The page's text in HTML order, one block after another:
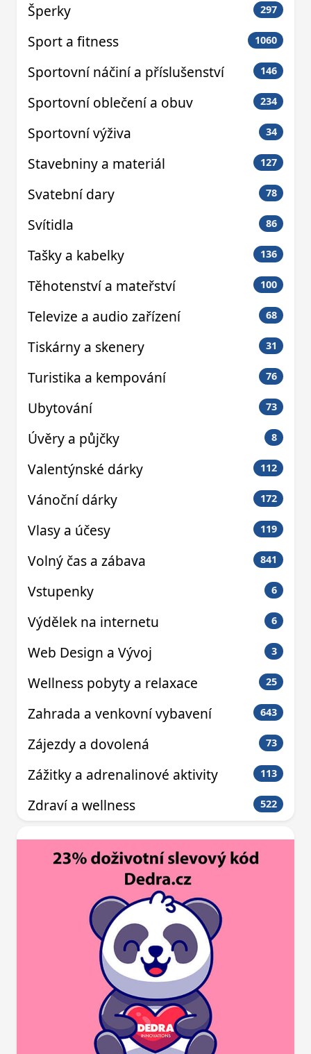
Šperky 297
Sport a fitness 1060
Sportovní náčiní a příslušenství 146
Sportovní oblečení a obuv 234
Sportovní výživa 34
Stavebniny a materiál 127
Svatební dary 78
Svítidla 86
Tašky a kabelky 136
Těhotenství a mateřství 100
Televize a audio zařízení 68
Tiskárny a skenery 31
Turistika a kempování 76
Ubytování 73
Úvěry a půjčky 8
Valentýnské dárky 112
Vánoční dárky 172
Vlasy a účesy 119
Volný čas a zábava 841
Vstupenky 6
Výdělek na internetu 6
Web Design a Vývoj 3
Wellness pobyty a relaxace 25
Zahrada a venkovní vybavení 643
Zájezdy a dovolená 73
Zážitky a adrenalinové aktivity 113
Zdraví a wellness 522